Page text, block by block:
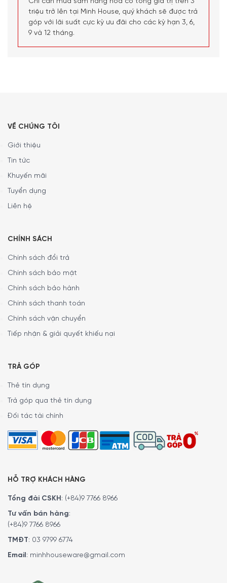
Tự động tắt khi hết nước.
Tính năng này đảm bảo tránh khỏi những sự cố về điện.
bất kì đâu.
Có đèn LED có thể điều chỉnh 7 màu khác
khác nhau trong cùng một không gian. Bạn có thể ngẫu
hứng chọn màu sắc đèn LED cho từng không gian. Để phù
với tinh dầu mà còn làm dịu đi căng thẳng với các màu
sắc tự chọn.
Máy xông tinh dầu WMF có thể hẹn giờ (30
triệu trở lên tại Minh House, quý khách sẽ được trả
góp với lãi suất cực kỳ ưu đãi cho các kỳ hạn 3, 6,
9 và 12 tháng.
VỀ CHÚNG TÔI
Giới thiệu
Tin tức
Khuyến mãi
Tuyển dụng
Liên hệ
CHÍNH SÁCH
Chính sách đổi trả
Chính sách bảo mật
Chính sách bảo hành
Chính sách thanh toán
Chính sách vận chuyển
Tiếp nhận & giải quyết khiếu nại
TRẢ GÓP
Thẻ tín dụng
Trả góp qua thẻ tín dụng
Đối tác tài chính
HỖ TRỢ KHÁCH HÀNG
Tổng đài CSKH : (+84)9 7766 8966
Tư vấn bán hàng:
(+84)9 7766 8966
TMĐT: 03 9799 6774
Email : minhhouseware@gmail.com